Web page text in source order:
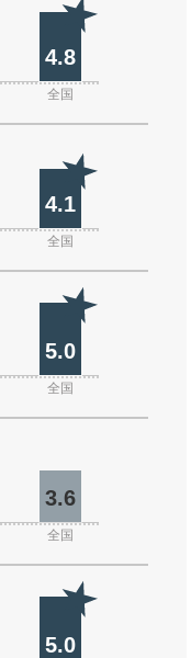
4.8
全国
4.1
全国
5.0
全国
3.6
全国
5.0